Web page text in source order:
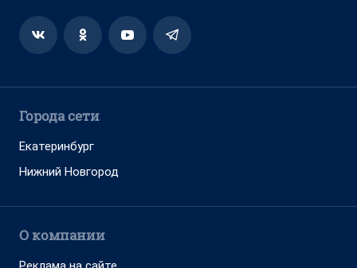
Города сети
Екатеринбург
Нижний Новгород
О компании